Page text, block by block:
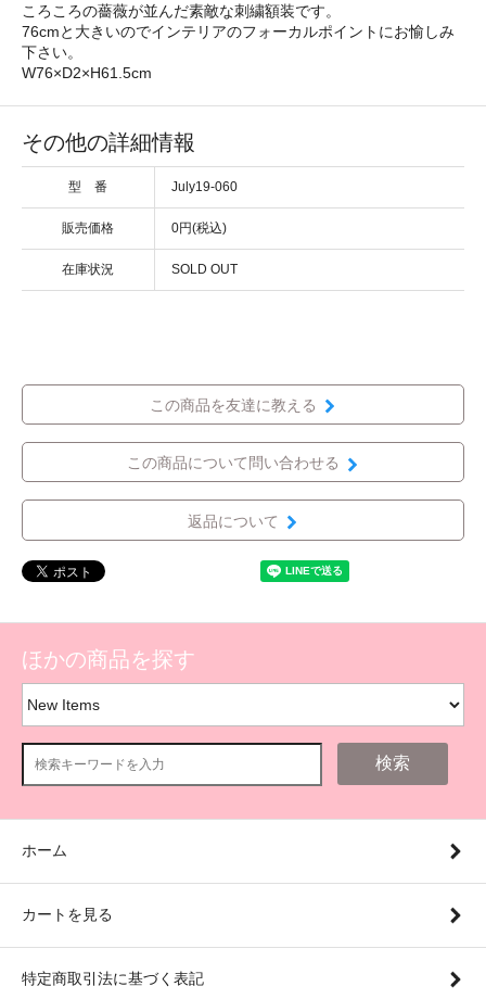
ころころの薔薇が並んだ素敵な刺繍額装です。
76cmと大きいのでインテリアのフォーカルポイントにお愉しみ
下さい。
W76×D2×H61.5cm
その他の詳細情報
型 番 July19-060
販売価格 0円(税込)
在庫状況 SOLD OUT
この商品を友達に教える
この商品について問い合わせる
返品について
ほかの商品を探す
検索
ホーム
カートを見る
特定商取引法に基づく表記